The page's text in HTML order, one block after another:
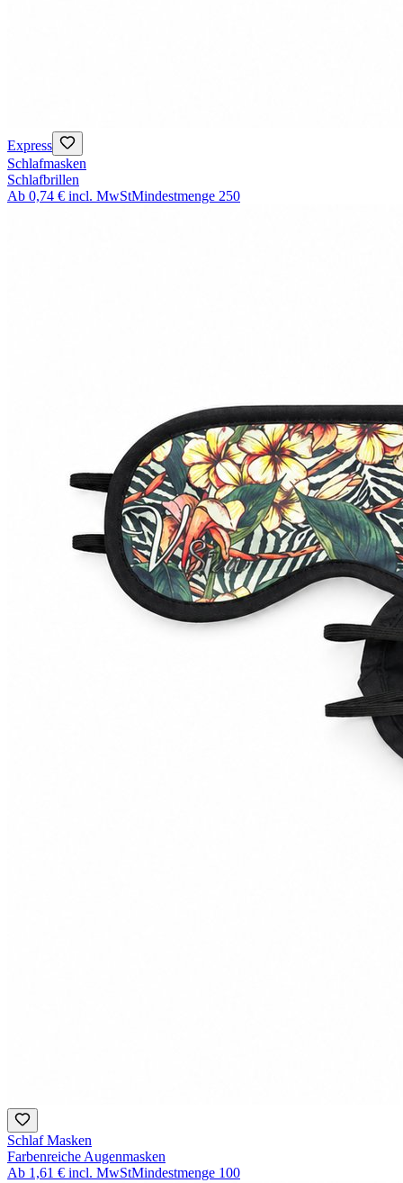
Express
Schlafmasken
Schlafbrillen
Ab 0,74 € incl. MwStMindestmenge 250
Schlaf Masken
Farbenreiche Augenmasken
Ab 1,61 € incl. MwStMindestmenge 100